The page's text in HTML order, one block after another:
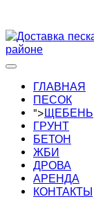
ГЛАВНАЯ
ПЕСОК
">ЩЕБЕНЬ
ГРУНТ
БЕТОН
ЖБИ
ДРОВА
АРЕНДА
КОНТАКТЫ